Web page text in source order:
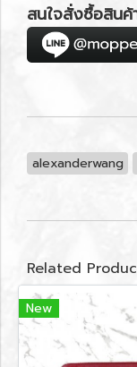
สนใจสั่งซื้อสิน
alexanderwang
Related
New